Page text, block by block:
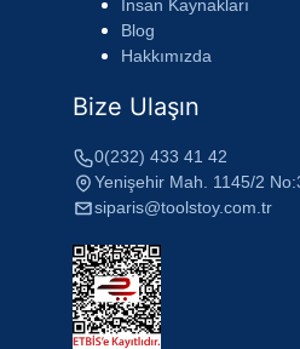
İnsan Kaynakları
Blog
Hakkımızda
Bize Ulaşın
0(232) 433 41 42
Yenişehir Mah. 1145/2
siparis@toolstoy.com.tr